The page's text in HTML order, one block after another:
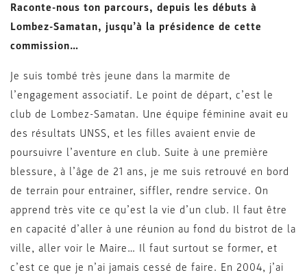
Raconte-nous ton parcours, depuis les débuts à
Lombez-Samatan, jusqu’à la présidence de cette
commission…
Je suis tombé très jeune dans la marmite de
l’engagement associatif. Le point de départ, c’est le
club de Lombez-Samatan. Une équipe féminine avait eu
des résultats UNSS, et les filles avaient envie de
poursuivre l’aventure en club. Suite à une première
blessure, à l’âge de 21 ans, je me suis retrouvé en bord
de terrain pour entrainer, siffler, rendre service. On
apprend très vite ce qu’est la vie d’un club. Il faut être
en capacité d’aller à une réunion au fond du bistrot de la
ville, aller voir le Maire… Il faut surtout se former, et
c’est ce que je n’ai jamais cessé de faire. En 2004, j’ai